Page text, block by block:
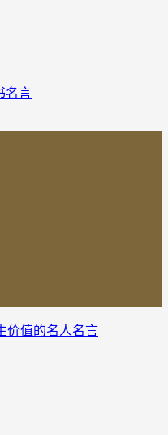
名言
价值的名人名言